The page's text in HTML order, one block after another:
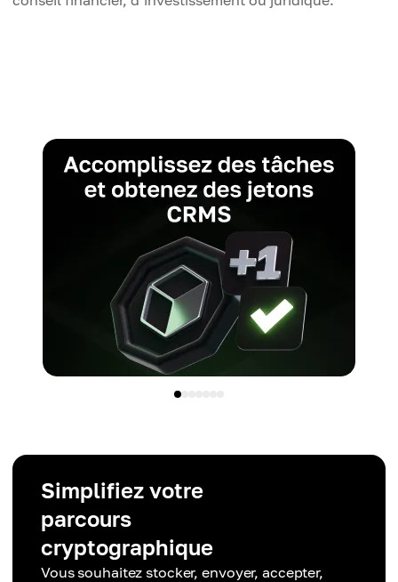
Simplifiez votre
parcours
cryptographique
Vous souhaitez stocker, envoyer, accepter,